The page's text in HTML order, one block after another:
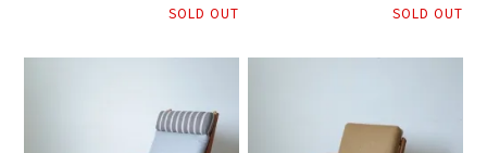
SOLD OUT SOLD OUT